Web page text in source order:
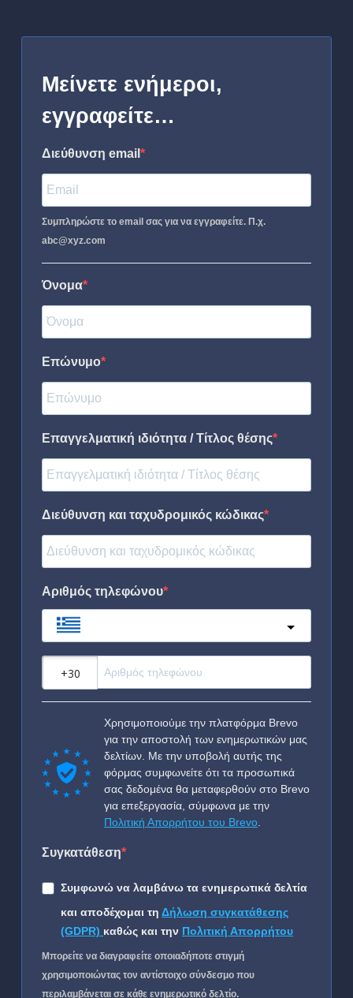
Μείνετε ενήμεροι,
εγγραφείτε…
Διεύθυνση email
Συμπληρώστε το email σας για να εγγραφείτε. Π.χ.
abc@xyz.com
Όνομα
Επώνυμο
Επαγγελματική ιδιότητα / Τίτλος θέσης
Διεύθυνση και ταχυδρομικός κώδικας
Αριθμός τηλεφώνου
Χρησιμοποιούμε την πλατφόρμα Brevo
για την αποστολή των ενημερωτικών μας
δελτίων. Με την υποβολή αυτής της
φόρμας συμφωνείτε ότι τα προσωπικά
σας δεδομένα θα μεταφερθούν στο Brevo
για επεξεργασία, σύμφωνα με την
Πολιτική Απορρήτου του Brevo
Συγκατάθεση
Συμφωνώ να λαμβάνω τα ενημερωτικά δελτία
και αποδέχομαι τη Δήλωση συγκατάθεσης
(GDPR) καθώς και την Πολιτική Απορρήτου
Μπορείτε να διαγραφείτε οποιαδήποτε στιγμή
χρησιμοποιώντας τον αντίστοιχο σύνδεσμο που
περιλαμβάνεται σε κάθε ενημερωτικό δελτίο.